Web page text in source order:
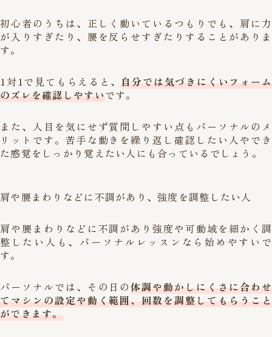
初心者のうちは、正しく動いているつもりでも、肩に力
が入りすぎたり、腰を反らせすぎたりすることがありま
す。
1対1で見てもらえると、自分では気づきにくいフォーム
のズレを確認しやすいです。
また、人目を気にせず質問しやすい点もパーソナルのメ
リットです。苦手な動きを繰り返し確認したい人やでき
た感覚をしっかり覚えたい人にも合っているでしょう。
肩や腰まわりなどに不調があり、強度を調整したい人
肩や腰まわりなどに不調があり強度や可動域を細かく調
整したい人も、パーソナルレッスンなら始めやすいで
す。
パーソナルでは、その日の体調や動かしにくさに合わせ
てマシンの設定や動く範囲、回数を調整してもらうこと
ができます。